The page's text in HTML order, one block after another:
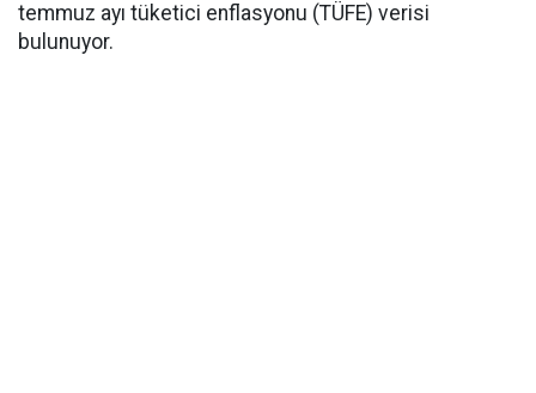
temmuz ayı tüketici enflasyonu (TÜFE) verisi
bulunuyor.